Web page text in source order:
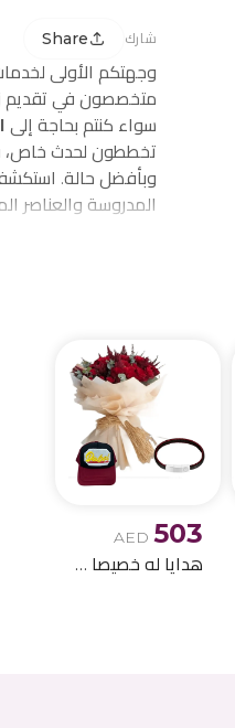
شارك Share
وجهتكم الأولى
متخصصون في تقديم
سواء كنتم بحاجة إلى
تخططون لحدث خاص،
وبأفضل حالة.
المدروسة والعناصر
AED 503
هدايا له خصيصا !!- 4